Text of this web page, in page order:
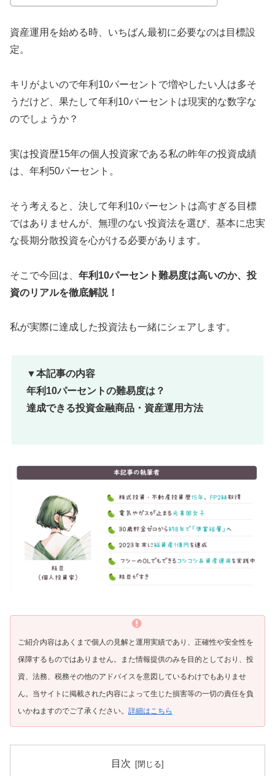
資産運用を始める時、いちばん最初に必要なのは目標設
定。
キリがよいので年利10パーセントで増やしたい人は多そ
うだけど、果たして年利10パーセントは現実的な数字な
のでしょうか？
実は投資歴15年の個人投資家である私の昨年の投資成績
は、年利50パーセント。
そう考えると、決して年利10パーセントは高すぎる目標
ではありませんが、無理のない投資法を選び、基本に忠実
な長期分散投資を心がける必要があります。
そこで今回は、 年利10パーセント難易度は高いのか、投
資のリアルを徹底解説！
私が実際に達成した投資法も一緒にシェアします。
▼本記事の内容
年利10パーセントの難易度は？
達成できる投資金融商品・資産運用方法
ご紹介内容はあくまで個人の見解と運用実績であり、正確性や安全性を
保障するものではありません。また情報提供のみを目的としており、投
資、法務、税務その他のアドバイスを意図しているわけでもありませ
ん。当サイトに掲載された内容によって生じた損害等の一切の責任を負
いかねますのでご了承ください。 詳細はこちら
目次